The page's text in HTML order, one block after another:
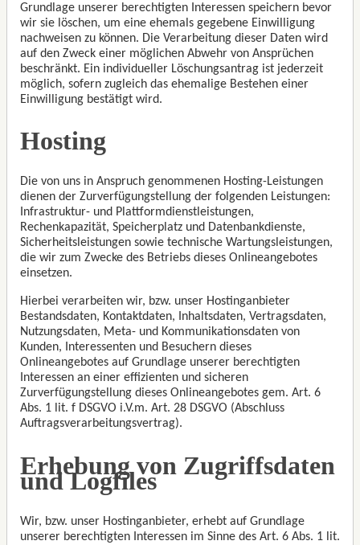
Grundlage unserer berechtigten Interessen speichern bevor
wir sie löschen, um eine ehemals gegebene Einwilligung
nachweisen zu können. Die Verarbeitung dieser Daten wird
auf den Zweck einer möglichen Abwehr von Ansprüchen
beschränkt. Ein individueller Löschungsantrag ist jederzeit
möglich, sofern zugleich das ehemalige Bestehen einer
Einwilligung bestätigt wird.
Hosting
Die von uns in Anspruch genommenen Hosting-Leistungen
dienen der Zurverfügungstellung der folgenden Leistungen:
Infrastruktur- und Plattformdienstleistungen,
Rechenkapazität, Speicherplatz und Datenbankdienste,
Sicherheitsleistungen sowie technische Wartungsleistungen,
die wir zum Zwecke des Betriebs dieses Onlineangebotes
einsetzen.
Hierbei verarbeiten wir, bzw. unser Hostinganbieter
Bestandsdaten, Kontaktdaten, Inhaltsdaten, Vertragsdaten,
Nutzungsdaten, Meta- und Kommunikationsdaten von
Kunden, Interessenten und Besuchern dieses
Onlineangebotes auf Grundlage unserer berechtigten
Interessen an einer effizienten und sicheren
Zurverfügungstellung dieses Onlineangebotes gem. Art. 6
Abs. 1 lit. f DSGVO i.V.m. Art. 28 DSGVO (Abschluss
Auftragsverarbeitungsvertrag).
Erhebung von Zugriffsdaten
und Logfiles
Wir, bzw. unser Hostinganbieter, erhebt auf Grundlage
unserer berechtigten Interessen im Sinne des Art. 6 Abs. 1 lit.